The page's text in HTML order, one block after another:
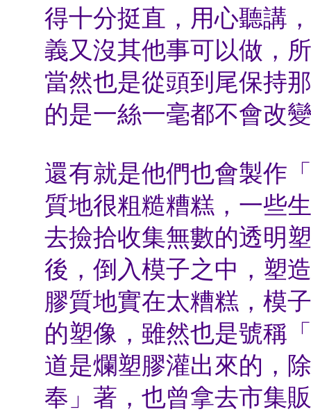
得十分挺直，用心聽講
義又沒其他事可以做，
當然也是從頭到尾保持
的是一絲一毫都不會改
還有就是他們也會製作
質地很粗糙糟糕，一些
去撿拾收集無數的透明
後，倒入模子之中，塑
膠質地實在太糟糕，模
的塑像，雖然也是號稱
道是爛塑膠灌出來的，
奉」著，也曾拿去市集